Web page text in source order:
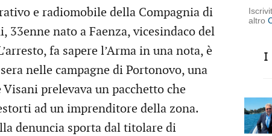
e radiomobile della Compagnia di
nato a Faenza, vicesindaco del
fa sapere l’Arma in una nota, è
nelle campagne di Portonovo, una
prelevava un pacchetto che
ad un imprenditore della zona.
denuncia sporta dal titolare di
altro
I